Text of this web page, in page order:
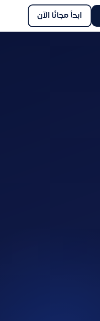
ابدأ مجانًا الآن